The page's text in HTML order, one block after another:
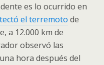
es lo ocurrido en
el terremoto de
a 12.000 km de
observó las
hora después del